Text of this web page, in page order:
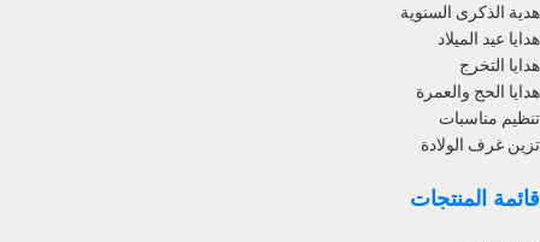
هدية الذكرى السنوية
هدايا عيد الميلاد
هدايا التخرج
هدايا الحج والعمرة
تنظيم مناسبات
تزين غرف الولادة
قائمة المنتجات